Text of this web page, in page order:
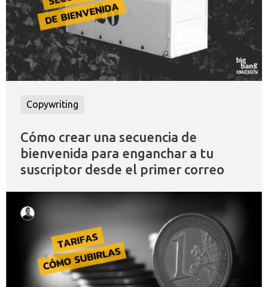
Copywriting
Cómo crear una secuencia de
bienvenida para enganchar a tu
suscriptor desde el primer correo